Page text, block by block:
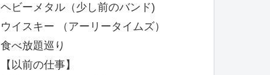
ヘビーメタル（少し前のバンド)
ウイスキー （アーリータイムズ）
食べ放題巡り
【以前の仕事】